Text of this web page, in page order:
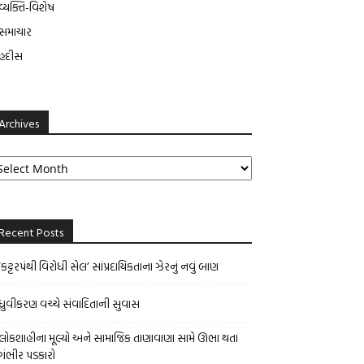
વિશેષ
Posts
વિરોધી સેલ’ સાંપ્રદાયિકતાના ઝેરનું નવું બાણ
વચ્ચે સંવાદિતાની સુવાસ
મૂલ્યો અને સામાજિક તાણાવાણા સામે ઊભા થતા
પડકારો